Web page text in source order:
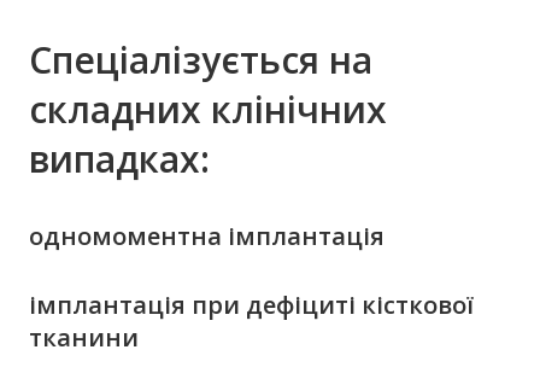
Спеціалізується на
складних клінічних
випадках:
одномоментна імплантація
імплантація при дефіциті кісткової
тканини